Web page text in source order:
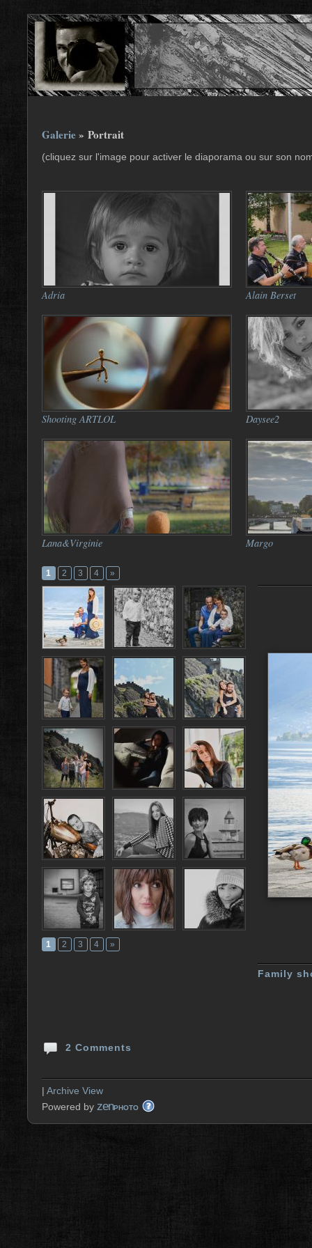
Galerie» Portrait
(cliquez sur l'image pour activer le diaporama ou sur son
Adria Alain Berset
Shooting ARTLOL Daysee2
Lana&Virginie Margo
Family
1 2 3 4 »
1 2 3 4 »
2 Comments
| Archive View
Powered by zenPHOTO